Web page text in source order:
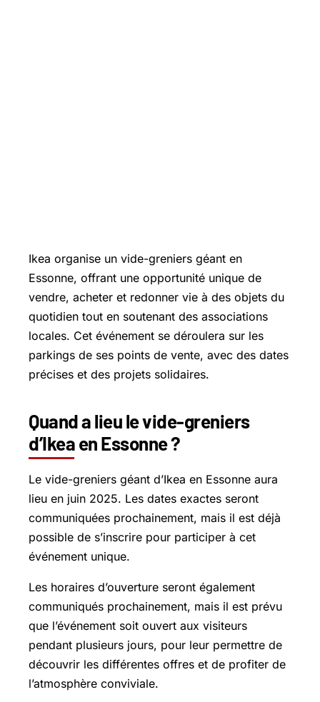
Ikea organise un vide-greniers géant en
Essonne, offrant une opportunité unique de
vendre, acheter et redonner vie à des objets du
quotidien tout en soutenant des associations
locales. Cet événement se déroulera sur les
parkings de ses points de vente, avec des dates
précises et des projets solidaires.
Quand a lieu le vide-greniers
d’Ikea en Essonne ?
Le vide-greniers géant d’Ikea en Essonne aura
lieu en juin 2025. Les dates exactes seront
communiquées prochainement, mais il est déjà
possible de s’inscrire pour participer à cet
événement unique.
Les horaires d’ouverture seront également
communiqués prochainement, mais il est prévu
que l’événement soit ouvert aux visiteurs
pendant plusieurs jours, pour leur permettre de
découvrir les différentes offres et de profiter de
l’atmosphère conviviale.